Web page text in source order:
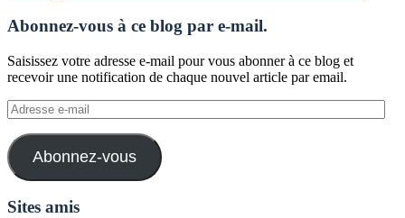
Abonnez-vous à ce blog par e-mail.
Saisissez votre adresse e-mail pour vous abonner à ce blog et
recevoir une notification de chaque nouvel article par email.
Adresse
e-
mail
Abonnez-vous
Sites amis